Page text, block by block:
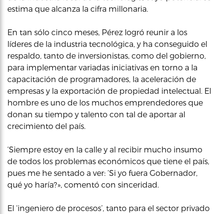
estima que alcanza la cifra millonaria.
En tan sólo cinco meses, Pérez logró reunir a los
líderes de la industria tecnológica, y ha conseguido el
respaldo, tanto de inversionistas, como del gobierno,
para implementar variadas iniciativas en torno a la
capacitación de programadores, la aceleración de
empresas y la exportación de propiedad intelectual. El
hombre es uno de los muchos emprendedores que
donan su tiempo y talento con tal de aportar al
crecimiento del país.
‘Siempre estoy en la calle y al recibir mucho insumo
de todos los problemas económicos que tiene el país,
pues me he sentado a ver: ‘Si yo fuera Gobernador,
qué yo haría?», comentó con sinceridad.
El ‘ingeniero de procesos’, tanto para el sector privado